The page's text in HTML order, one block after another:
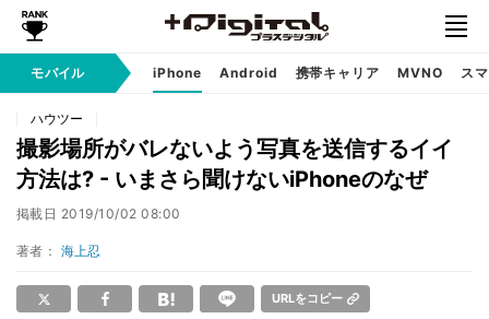
モバイル iPhone Android 携帯キャリア MVNO ス
ハウツー
撮影場所がバレないよう写真を送信するイイ
方法は? - いまさら聞けないiPhoneのなぜ
掲載日 2019/10/02 08:00
著者： 海上忍
URLをコピー